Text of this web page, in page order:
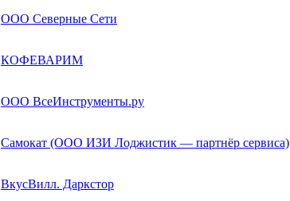
ООО Северные Сети
КОФЕВАРИМ
ООО ВсеИнструменты.ру
Самокат (ООО ИЗИ Лоджистик — партнёр сервиса)
ВкусВилл. Даркстор